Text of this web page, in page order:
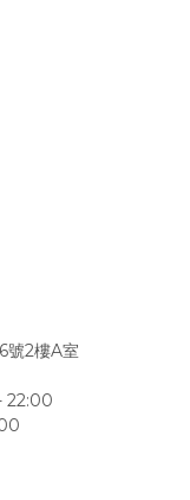
號2樓A室
22:00